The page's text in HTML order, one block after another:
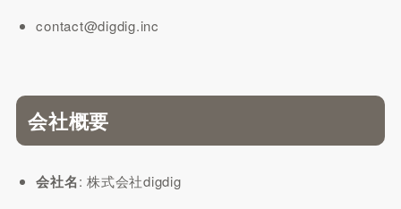
contact@digdig.inc
会社概要
会社名: 株式会社digdig